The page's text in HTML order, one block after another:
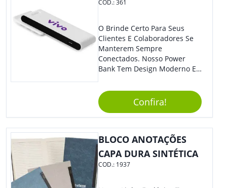
COD.:361
O Brinde Certo Para Seus
Clientes E Colaboradores Se
Manterem Sempre
Conectados. Nosso Power
Bank Tem Design Moderno E
Na Bolsa Ou Na Mochila.
Compatível Com Diversos
Aparelhos, O Brinde É Super
Eficiente E Ágil, Ideal Para
Quem Busca Praticidade No
Dia A Dia. Personalize-O Com
Sua Marca E Tenha Ainda
Mais Destaque Em Eventos E
Feiras De Negócios.
Confira!
BLOCO ANOTAÇÕES
CAPA DURA SINTÉTICA
COD.: 1937